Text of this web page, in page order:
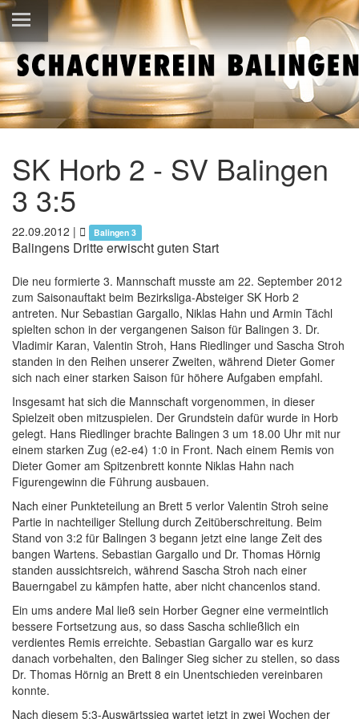
SK Horb 2 - SV Balingen
3 3:5
22.09.2012 | Balingen 3
Balingens Dritte erwischt guten Start
Die neu formierte 3. Mannschaft musste am 22. September 2012
zum Saisonauftakt beim Bezirksliga-Absteiger SK Horb 2
antreten. Nur Sebastian Gargallo, Niklas Hahn und Armin Tächl
spielten schon in der vergangenen Saison für Balingen 3. Dr.
Vladimir Karan, Valentin Stroh, Hans Riedlinger und Sascha Stroh
standen in den Reihen unserer Zweiten, während Dieter Gomer
sich nach einer starken Saison für höhere Aufgaben empfahl.
Insgesamt hat sich die Mannschaft vorgenommen, in dieser
Spielzeit oben mitzuspielen. Der Grundstein dafür wurde in Horb
gelegt. Hans Riedlinger brachte Balingen 3 um 18.00 Uhr mit nur
einem starken Zug (e2-e4) 1:0 in Front. Nach einem Remis von
Dieter Gomer am Spitzenbrett konnte Niklas Hahn nach
Figurengewinn die Führung ausbauen.
Nach einer Punkteteilung an Brett 5 verlor Valentin Stroh seine
Partie in nachteiliger Stellung durch Zeitüberschreitung. Beim
Stand von 3:2 für Balingen 3 begann jetzt eine lange Zeit des
bangen Wartens. Sebastian Gargallo und Dr. Thomas Hörnig
standen aussichtsreich, während Sascha Stroh nach einer
Bauerngabel zu kämpfen hatte, aber nicht chancenlos stand.
Ein ums andere Mal ließ sein Horber Gegner eine vermeintlich
bessere Fortsetzung aus, so dass Sascha schließlich ein
verdientes Remis erreichte. Sebastian Gargallo war es kurz
danach vorbehalten, den Balinger Sieg sicher zu stellen, so dass
Dr. Thomas Hörnig an Brett 8 ein Unentschieden vereinbaren
konnte.
Nach diesem 5:3-Auswärtssieg wartet jetzt in zwei Wochen der